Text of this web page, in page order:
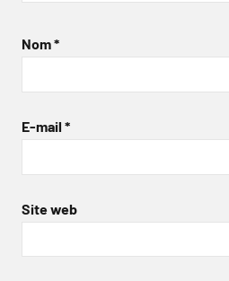
Nom*
E-mail *
Site web